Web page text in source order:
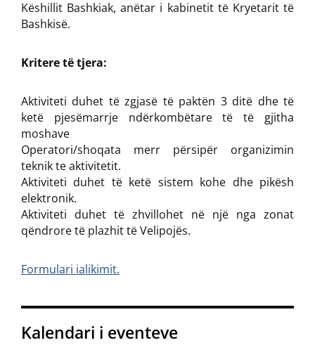
Këshillit Bashkiak, anëtar i kabinetit të Kryetarit të
Bashkisë.
Kritere të tjera:
Aktiviteti duhet të zgjasë të paktën 3 ditë dhe të
ketë pjesëmarrje ndërkombëtare të të gjitha
moshave
Operatori/shoqata merr përsipër organizimin
teknik te aktivitetit.
Aktiviteti duhet të ketë sistem kohe dhe pikësh
elektronik.
Aktiviteti duhet të zhvillohet në një nga zonat
qëndrore të plazhit të Velipojës.
Formulari ialikimit.
Kalendari i eventeve